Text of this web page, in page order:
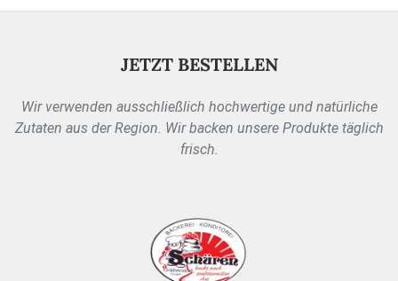
JETZT BESTELLEN
Wir verwenden ausschließlich hochwertige und natürliche
Zutaten aus der Region. Wir backen unsere Produkte täglich
frisch.